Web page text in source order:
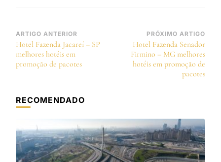
Navegação
de
post
ARTIGO ANTERIOR
Hotel Fazenda Jacareí – SP
melhores hotéis em
promoção de pacotes
PRÓXIMO ARTIGO
Hotel Fazenda Senador
Firmino – MG melhores
hotéis em promoção de
pacotes
RECOMENDADO